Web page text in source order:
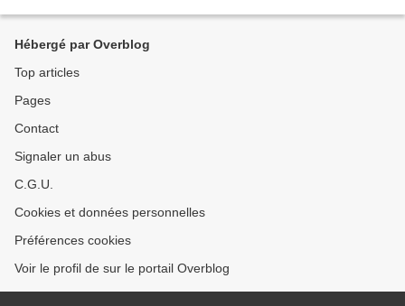
Hébergé par Overblog
Top articles
Pages
Contact
Signaler un abus
C.G.U.
Cookies et données personnelles
Préférences cookies
Voir le profil de sur le portail Overblog